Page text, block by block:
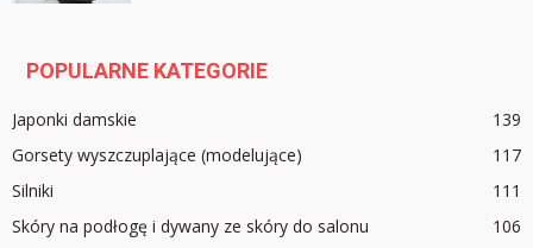
POPULARNE KATEGORIE
Japonki damskie
139
Gorsety wyszczuplające (modelujące)
117
Silniki
111
Skóry na podłogę i dywany ze skóry do salonu
106